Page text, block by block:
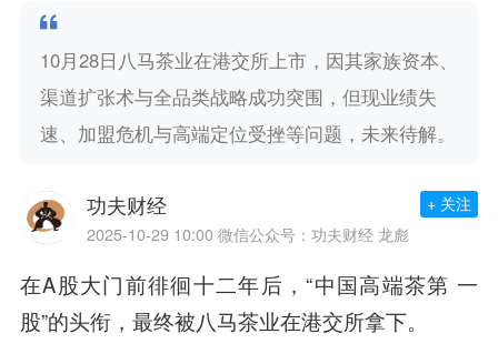
10月28日八马茶业在港交所上市，因其家族资本、
渠道扩张术与全品类战略成功突围，但现业绩失
速、加盟危机与高端定位受挫等问题，未来待解。
功夫财经
2025-10-29 10:00 微信公众号：功夫财经 龙彪
+ 关注
在A股大门前徘徊十二年后，“中国高端茶第 一
股”的头衔，最终被八马茶业在港交所拿下。